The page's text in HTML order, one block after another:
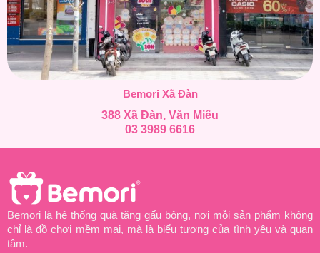
Bemori Xã Đàn
388 Xã Đàn, Văn Miếu
03 3989 6616
Bemori là hệ thống quà tặng gấu bông, nơi mỗi sản phẩm không
chỉ là đồ chơi mềm mại, mà là biểu tượng của tình yêu và quan
tâm.